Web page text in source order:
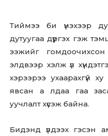
to stay
Тиймээ би үнэхээр
дутуугаа дүүргэх гэж
ээжийг
элдвээр хэлж үл
хэрээрээ ухаарахгүй
явсан а лдаа гаа
уучлалт хүсэж байна.
Бидэнд үлдээх гэсэн